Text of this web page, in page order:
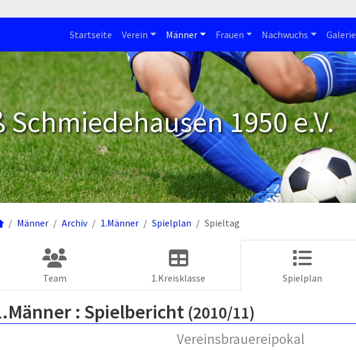
Startseite Verein Männer Frauen Nachwuchs Galerie
Schmiedehausen 1950 e.V.
Männer Archiv 1.Männer Spielplan Spieltag
Team 1.Kreisklasse Spielplan
: Spielbericht (2010/11)
Vereinsbrauereipokal